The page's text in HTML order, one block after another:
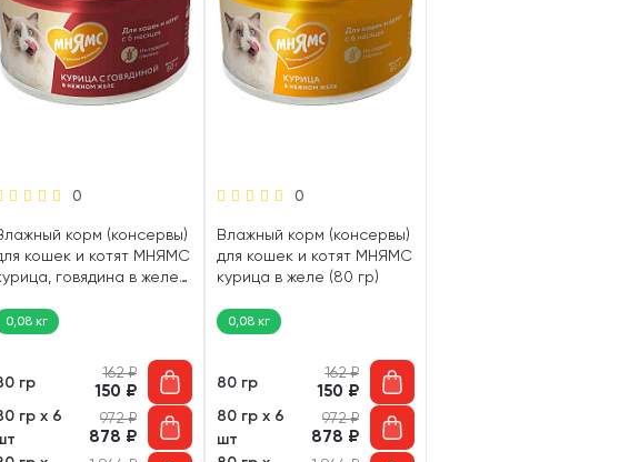
0
корм (консервы)
кошек и котят МНЯМС
говядина в желе
0,08 кг
гр
162₽
150 ₽
гр х 6
972₽
878 ₽
0
Влажный корм (консервы)
для кошек и котят МНЯМС
курица в желе (80 гр)
0,08 кг
80 гр
162₽
150 ₽
80 гр х 6
шт
972₽
878 ₽